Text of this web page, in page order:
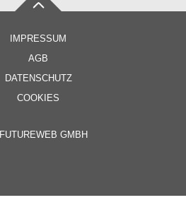
IMPRESSUM
AGB
DATENSCHUTZ
COOKIES
FUTUREWEB GMBH